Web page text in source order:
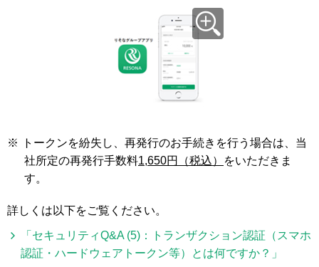
※
トークンを紛失し、再発行のお手続きを行う場合は、当
社所定の再発行手数料1,650円（税込）
をいただきま
す。
詳しくは以下をご覧ください。
「セキュリティQ&A (5)：トランザクション認証（スマホ
認証・ハードウェアトークン等）とは何ですか？」